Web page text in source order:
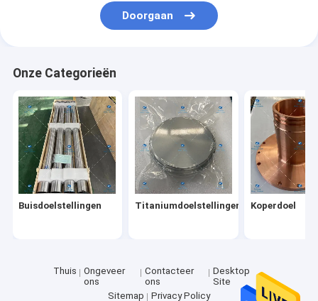
Doorgaan
Onze Categorieën
Buisdoelstellingen Titaniumdoelstellingen Koperdoel
Thuis
Ongeveer
ons
Contacteer
ons
Desktop
Site
Sitemap
Privacy Policy